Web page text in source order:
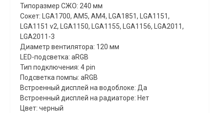
Типоразмер СЖО: 240 мм
Сокет: LGA1700, AM5, AM4, LGA1851, LGA1151,
LGA1151 v2, LGA1150, LGA1155, LGA1156, LGA2011,
LGA2011-3
Диаметр вентилятора: 120 мм
LED-подсветка: aRGB
Тип подключения: 4 pin
Подсветка помпы: aRGB
Встроенный дисплей на водоблоке: Да
Встроенный дисплей на радиаторе: Нет
Цвет: черный